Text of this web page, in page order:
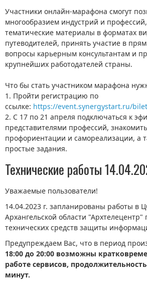
Участники онлайн-марафона смогут
многообразием индустрий и
тематические материалы в форматах
путеводителей, принять участие в
вопросы карьерным консультантам и
крупнейших работодателей страны.
Что бы стать участником марафона
1. Пройти регистрацию по
ссылке: https://event.synergystart.ru/
2. С 17 по 21 апреля подключаться к
представителями профессий,
профориентации и самореализации, а
простые задания.
Технические работы
Уважаемые пользователи!
14.04.2023 г. запланированы работы в
Архангельской области "Архтелецентр"
технических средств защиты
Предупреждаем Вас, что в период
18:00 до 20:00 возможны
работе сервисов,
минут.